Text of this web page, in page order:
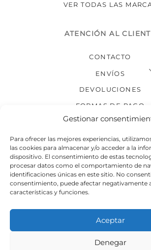
Gestionar
Para ofrecer las mejores experiencias,
las cookies para almacenar y/o acceder a la
dispositivo. El consentimiento de estas
procesar datos como el comportamiento de
identificaciones únicas en este sitio. No
consentimiento, puede afectar negativamente
características y funciones.
Aceptar
Denegar
VER TODAS LAS
ATENCIÓN AL
CONTACTO
ENVÍOS
DEVOLUCIONES
FORMAS DE PAGO
SÍGUENOS